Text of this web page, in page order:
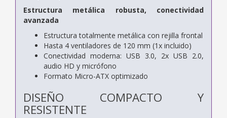
Estructura metálica robusta, conectividad
avanzada
Estructura totalmente metálica con rejilla frontal
Hasta 4 ventiladores de 120 mm (1x incluido)
Conectividad moderna: USB 3.0, 2x USB 2.0,
audio HD y micrófono
Formato Micro-ATX optimizado
DISEÑO COMPACTO Y
RESISTENTE